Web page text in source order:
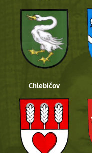
Chlebičov